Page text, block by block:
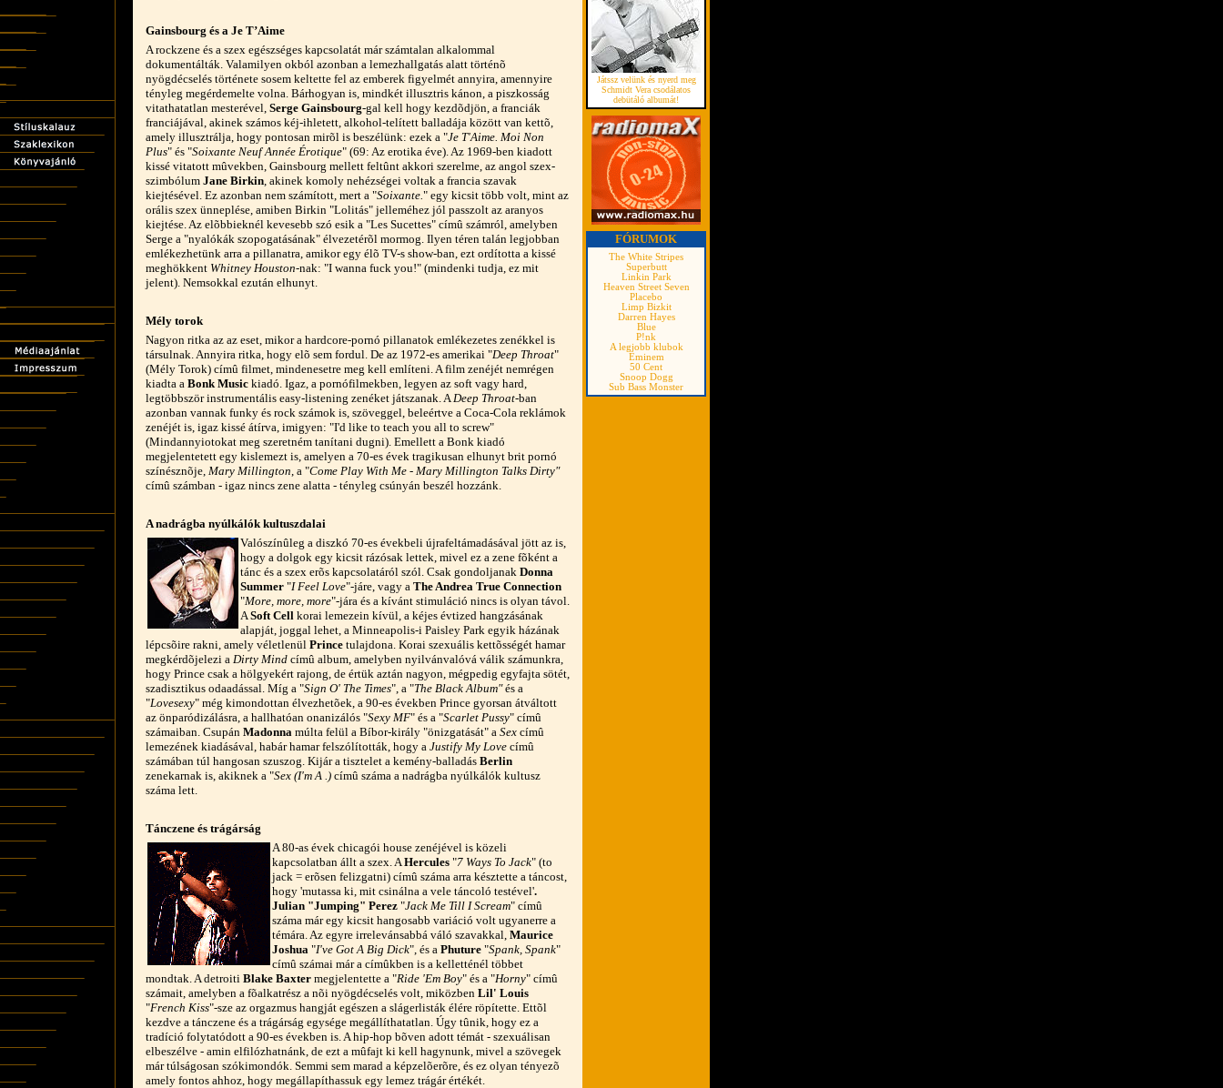
Gainsbourg és a Je T’Aime
A rockzene és a szex egészséges kapcsolatát már számtalan alkalommal
dokumentálták. Valamilyen okból azonban a lemezhallgatás alatt történõ
nyögdécselés története sosem keltette fel az emberek figyelmét annyira, amennyire
tényleg megérdemelte volna. Bárhogyan is, mindkét illusztris kánon, a piszkosság
vitathatatlan mesterével, Serge Gainsbourg-gal kell hogy kezdõdjön, a franciák
franciájával, akinek számos kéj-ihletett, alkohol-telített balladája között van kettõ,
amely illusztrálja, hogy pontosan mirõl is beszélünk: ezek a "Je T'Aime. Moi Non
Plus" és "Soixante Neuf Année Érotique" (69: Az erotika éve). Az 1969-ben kiadott
kissé vitatott mûvekben, Gainsbourg mellett feltûnt akkori szerelme, az angol szex-
szimbólum Jane Birkin, akinek komoly nehézségei voltak a francia szavak
kiejtésével. Ez azonban nem számított, mert a "Soixante." egy kicsit több volt, mint az
orális szex ünneplése, amiben Birkin "Lolitás" jelleméhez jól passzolt az aranyos
kiejtése. Az elõbbieknél kevesebb szó esik a "Les Sucettes" címû számról, amelyben
Serge a "nyalókák szopogatásának" élvezetérõl mormog. Ilyen téren talán legjobban
emlékezhetünk arra a pillanatra, amikor egy élõ TV-s show-ban, ezt ordította a kissé
meghökkent Whitney Houston-nak: "I wanna fuck you!" (mindenki tudja, ez mit
jelent). Nemsokkal ezután elhunyt.
Mély torok
Nagyon ritka az az eset, mikor a hardcore-pornó pillanatok emlékezetes zenékkel is
társulnak. Annyira ritka, hogy elõ sem fordul. De az 1972-es amerikai "Deep Throat"
(Mély Torok) címû filmet, mindenesetre meg kell említeni. A film zenéjét nemrégen
kiadta a Bonk Music kiadó. Igaz, a pornófilmekben, legyen az soft vagy hard,
legtöbbször instrumentális easy-listening zenéket játszanak. ADeep Throat-ban
azonban vannak funky és rock számok is, szöveggel, beleértve a Coca-Cola reklámok
zenéjét is, igaz kissé átírva, imigyen: "I'd like to teach you all to screw"
(Mindannyiotokat meg szeretném tanítani dugni). Emellett a Bonk kiadó
megjelentetett egy kislemezt is, amelyen a 70-es évek tragikusan elhunyt brit pornó
színésznõje, Mary Millington, a "Come Play With Me - Mary Millington Talks Dirty"
címû számban - igaz nincs zene alatta - tényleg csúnyán beszél hozzánk.
A nadrágba nyúlkálók kultuszdalai
Valószínûleg a diszkó 70-es évekbeli újrafeltámadásával jött az is,
hogy a dolgok egy kicsit rázósak lettek, mivel ez a zene fõként a
tánc és a szex erõs kapcsolatáról szól. Csak gondoljanak Donna
Summer "I Feel Love"-járe, vagy a The Andrea True Connection
"More, more, more"-jára és a kívánt stimuláció nincs is olyan távol.
ASoft Cell korai lemezein kívül, a kéjes évtized hangzásának
alapját, joggal lehet, a Minneapolis-i Paisley Park egyik házának
lépcsõire rakni, amely véletlenül Prince tulajdona. Korai szexuális kettõsségét hamar
megkérdõjelezi a Dirty Mind címû album, amelyben nyilvánvalóvá válik számunkra,
hogy Prince csak a hölgyekért rajong, de értük aztán nagyon, mégpedig egyfajta sötét,
szadisztikus odaadással. Míg a "Sign O' The Times", a "The Black Album"és a
"Lovesexy" még kimondottan élvezhetõek, a 90-es években Prince gyorsan átváltott
az önparódizálásra, a hallhatóan onanizálós "Sexy MF" és a "Scarlet Pussy" címû
számaiban. Csupán Madonna múlta felül a Bíbor-király "önizgatását" a Sex címû
lemezének kiadásával, habár hamar felszólították, hogy a Justify My Love címû
számában túl hangosan szuszog. Kijár a tisztelet a kemény-balladás Berlin
zenekarnak is, akiknek a "Sex (I'm A .) címû száma a nadrágba nyúlkálók kultusz
száma lett.
Tánczene és trágárság
A 80-as évek chicagói house zenéjével is közeli
kapcsolatban állt a szex. AHercules "7 Ways To Jack" (to
jack = erõsen felizgatni) címû száma arra késztette a táncost,
hogy 'mutassa ki, mit csinálna a vele táncoló testével'.
Julian "Jumping" Perez "Jack Me Till I Scream" címû
száma már egy kicsit hangosabb variáció volt ugyanerre a
témára. Az egyre irrelevánsabbá váló szavakkal, Maurice
Joshua "I've Got A Big Dick", és a Phuture "Spank, Spank"
címû számai már a címûkben is a kelletténél többet
mondtak. A detroiti Blake Baxter megjelentette a "Ride 'Em Boy" és a "Horny" címû
számait, amelyben a fõalkatrész a nõi nyögdécselés volt, miközben Lil' Louis
"French Kiss"-sze az orgazmus hangját egészen a slágerlisták élére röpítette. Ettõl
kezdve a tánczene és a trágárság egysége megállíthatatlan. Úgy tûnik, hogy ez a
tradíció folytatódott a 90-es években is. A hip-hop bõven adott témát - szexuálisan
elbeszélve - amin elfilózhatnánk, de ezt a mûfajt ki kell hagynunk, mivel a szövegek
már túlságosan szókimondók. Semmi sem marad a képzelõerõre, és ez olyan tényezõ
amely fontos ahhoz, hogy megállapíthassuk egy lemez trágár értékét.
Játssz velünk és nyerd meg
Schmidt Vera csodálatos
debütáló albumát!
FÓRUMOK
The White Stripes
Superbutt
Linkin Park
Heaven Street Seven
Placebo
Limp Bizkit
Darren Hayes
Blue
P!nk
A legjobb klubok
Eminem
50 Cent
Snoop Dogg
Sub Bass Monster